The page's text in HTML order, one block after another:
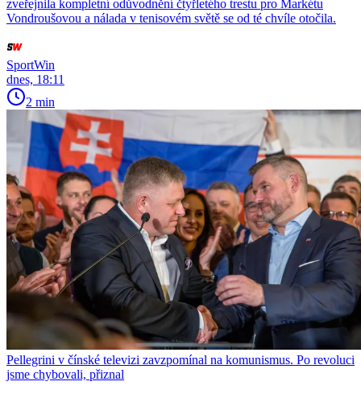
zveřejnila kompletní odůvodnění čtyřletého trestu pro Markétu
Vondroušovou a nálada v tenisovém světě se od té chvíle otočila.
SportWin
dnes, 18:11
2 min
Pellegrini v čínské televizi zavzpomínal na komunismus. Po revoluci
jsme chybovali, přiznal